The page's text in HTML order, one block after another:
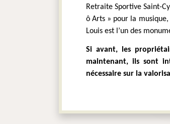
Retraite Sportive Saint-
ô Arts » pour la
Louis est l’un des
Si avant, les
maintenant, ils sont
nécessaire sur la